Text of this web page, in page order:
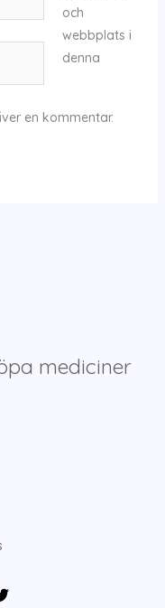
och
webbplats i
denna
en kommentar.
mediciner